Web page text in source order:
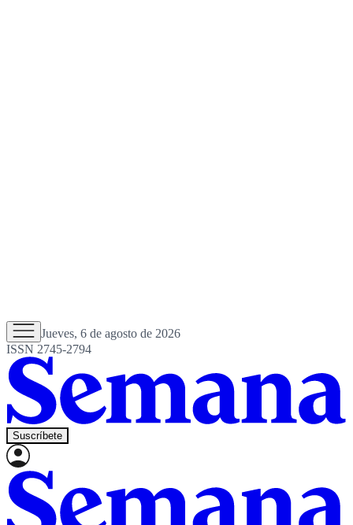
Jueves, 6 de agosto de 2026
ISSN 2745-2794
Suscríbete